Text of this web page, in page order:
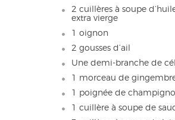
2 cuillères à soupe
extra vierge
1 oignon
2 gousses d’ail
Une demi-branche de
1 morceau de
1 poignée de
1 cuillère à soupe de